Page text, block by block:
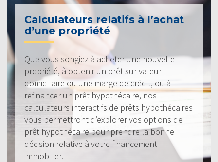
Calculateurs relatifs à l’achat
d’une propriété
Que vous songiez à acheter une nouvelle
propriété, à obtenir un prêt sur valeur
domiciliaire ou une marge de crédit, ou à
refinancer un prêt hypothécaire, nos
calculateurs interactifs de prêts hypothécaires
vous permettront d’explorer vos options de
prêt hypothécaire pour prendre la bonne
décision relative à votre financement
immobilier.